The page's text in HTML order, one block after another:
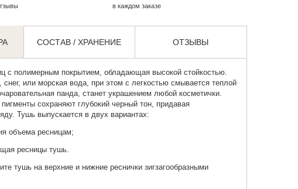
в каждом заказе
СОСТАВ / ХРАНЕНИЕ ОТЗЫВЫ
с полимерным покрытием, обладающая высокой стойкостью.
или морская вода, при этом с легкостью смывается теплой
панда, станет украшением любой косметички.
сохраняют глубокий черный тон, придавая
Тушь выпускается в двух вариантах:
объема ресницам;
ресницы тушь.
тушь на верхние и нижние реснички зигзагообразными